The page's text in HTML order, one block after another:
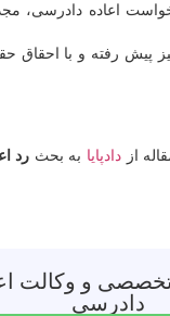
اعاده‌ دادرسی، مجدد
پیش رفته و با
از دادپایا به بحث رد
و وکالت
دادرسی